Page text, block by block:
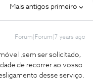
Mais antigos primeiro
Forum|Forum|7 years ago
,sem ser solicitado,
de recorrer ao vosso
desse serviço.